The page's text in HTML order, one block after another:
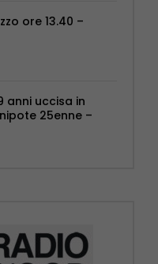
ore 13.40 –
anni uccisa in
25enne –